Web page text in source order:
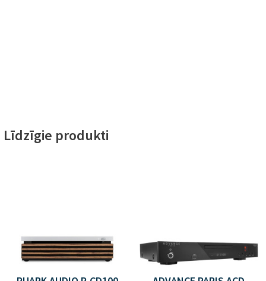
Līdzīgie produkti